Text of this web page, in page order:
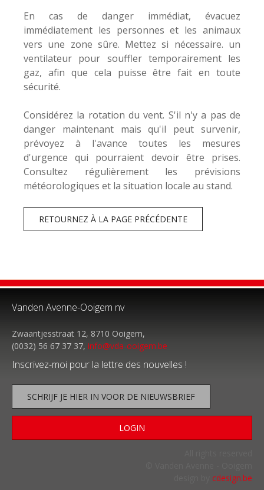
En cas de danger immédiat, évacuez
immédiatement les personnes et les animaux
vers une zone sûre. Mettez si nécessaire. un
ventilateur pour souffler temporairement les
gaz, afin que cela puisse être fait en toute
sécurité.
Considérez la rotation du vent. S'il n'y a pas de
danger maintenant mais qu'il peut survenir,
prévoyez à l'avance toutes les mesures
d'urgence qui pourraient devoir être prises.
Consultez régulièrement les prévisions
météorologiques et la situation locale au stand.
RETOURNEZ À LA PAGE PRÉCÉDENTE
Vanden Avenne-Ooigem nv
Zwaantjesstraat 12, 8710 Ooigem,
(0032) 56 67 37 37, info@vda-ooigem.be
Inscrivez-moi pour la lettre des nouvelles !
SCHRIJF JE HIER IN VOOR DE NIEUWSBRIEF
LOGIN
cdesign.be